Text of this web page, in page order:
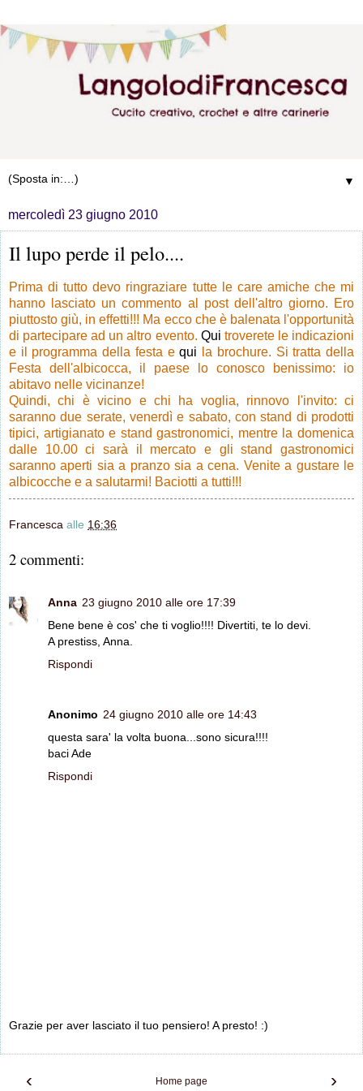
▼
mercoledì 23 giugno 2010
Il lupo perde il pelo....
Prima di tutto devo ringraziare tutte le care amiche che mi
hanno lasciato un commento al post dell'altro giorno. Ero
piuttosto giù, in effetti!!! Ma ecco che è balenata l'opportunità
di partecipare ad un altro evento. Qui troverete le indicazioni
e il programma della festa equi
la brochure. Si tratta della
Festa dell'albicocca, il paese lo conosco benissimo: io
abitavo nelle vicinanze!
Quindi, chi è vicino e chi ha voglia, rinnovo l'invito: ci
saranno due serate, venerdì e sabato, con stand di prodotti
tipici, artigianato e stand gastronomici, mentre la domenica
dalle 10.00 ci sarà il mercato e gli stand gastronomici
saranno aperti sia a pranzo sia a cena. Venite a gustare le
albicocche e a salutarmi! Baciotti a tutti!!!
Francesca alle 16:36
2 commenti:
Anna 23 giugno 2010 alle ore 17:39
Bene bene è cos' che ti voglio!!!! Divertiti, te lo devi.
A prestiss, Anna.
Rispondi
Anonimo 24 giugno 2010 alle ore 14:43
questa sara' la volta buona...sono sicura!!!!
baci Ade
Rispondi
Grazie per aver lasciato il tuo pensiero! A presto! :)
‹ ›
Home page